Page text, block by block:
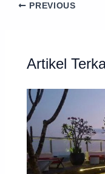
PREVIOUS
Artikel